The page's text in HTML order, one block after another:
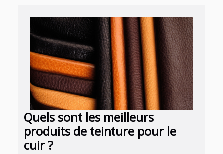
Quels sont les meilleurs
produits de teinture pour le
cuir ?